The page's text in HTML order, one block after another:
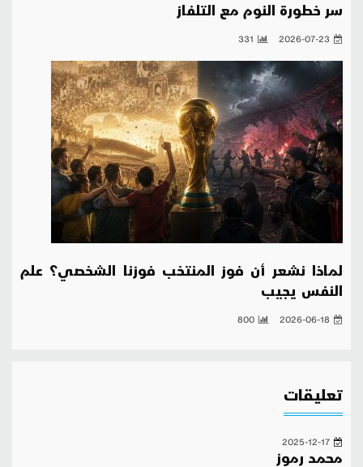
سر خطورة النوم مع التلفاز
2026-07-23
331
لماذا نشعر أن فوز المنتخب فوزنا الشخصي؟ علم
النفس يجيب
2026-06-18
800
تعليقات
2025-12-17
محمد رموز